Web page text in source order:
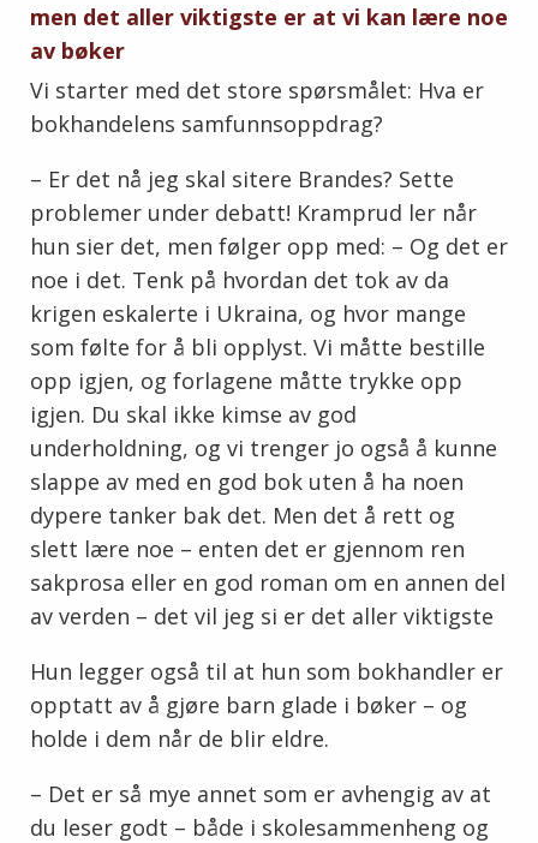
men det aller viktigste er at vi kan lære noe
av bøker
Vi starter med det store spørsmålet: Hva er
bokhandelens samfunnsoppdrag?
– Er det nå jeg skal sitere Brandes? Sette
problemer under debatt! Kramprud ler når
hun sier det, men følger opp med: – Og det er
noe i det. Tenk på hvordan det tok av da
krigen eskalerte i Ukraina, og hvor mange
som følte for å bli opplyst. Vi måtte bestille
opp igjen, og forlagene måtte trykke opp
igjen. Du skal ikke kimse av god
underholdning, og vi trenger jo også å kunne
slappe av med en god bok uten å ha noen
dypere tanker bak det. Men det å rett og
slett lære noe – enten det er gjennom ren
sakprosa eller en god roman om en annen del
av verden – det vil jeg si er det aller viktigste
Hun legger også til at hun som bokhandler er
opptatt av å gjøre barn glade i bøker – og
holde i dem når de blir eldre.
– Det er så mye annet som er avhengig av at
du leser godt – både i skolesammenheng og